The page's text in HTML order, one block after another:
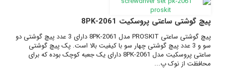
پیچ گوشتی ساعتی پروسکیت 8PK-2061
پیچ گوشتی ساعتی PROSKIT مدل 8PK-2061 دارای 3 عدد پیچ گوشتی دو
سو و 3 عدد پیچ گوشتی چهار سو با کیفیت بالا است. پک پیچ گوشتی
ساعتی پروسکیت مدل 8PK-2061 دارای یک جعبه کوچک بوده که برای
محافظت از نوک پ...